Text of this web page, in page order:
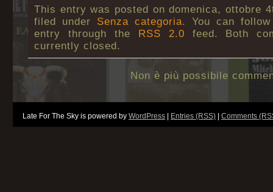
This entry was posted on domenica, ottobre
filed under Senza categoria. You can
entry through the RSS 2.0 feed. Both
currently closed.
Non è più possibile
Late For The Sky is powered by WordPress Entries (RSS) Comments